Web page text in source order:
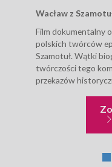
Wacław z
Film dokumentalny
polskich twórców
Szamotuł. Wątki
twórczości tego
przekazów